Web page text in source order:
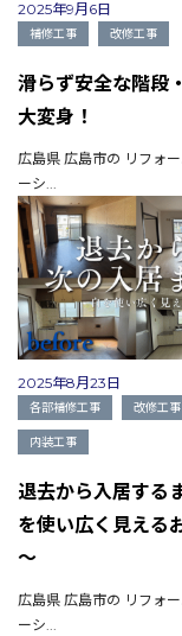
2025年9月6日
補修工事 改修工事
滑らず安全な階段
大変身！
広島県 広島市の リフォ
ーシ...
2025年8月23日
各部補修工事 改修工事
内装工事
退去から入居する
を使い広く見える
～
広島県 広島市の リフォ
ーシ...